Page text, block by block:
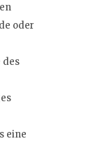
oder
des
eine